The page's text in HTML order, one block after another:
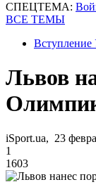
СПЕЦТЕМА:
ВСЕ ТЕМЫ
Львов
iSport.ua, 23
1
1603